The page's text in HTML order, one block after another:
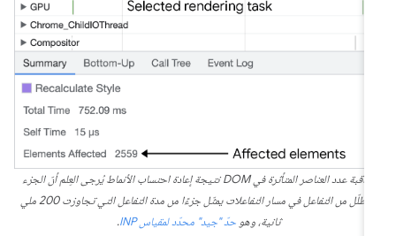
مراقبة عدد العناصر المتأثرة في DOM نتيجة إعادة احتساب الأنماط يُرجى العِلم أنّ الجزء
المظلّل من التفاعل في مسار التفاعلات يمثّل جزءًا من مدة التفاعل التي تجاوزت 200 ملي
ثانية، وهوحدّ "جيد" محدّد لمقياس INP .